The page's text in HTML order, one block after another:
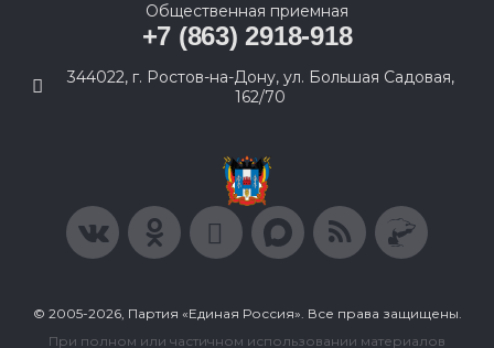
Общественная приемная
+7 (863) 2918-918
344022, г. Ростов-на-Дону, ул. Большая Садовая,
162/70
© 2005-2026, Партия «Единая Россия». Все права защищены.
При полном или частичном использовании материалов